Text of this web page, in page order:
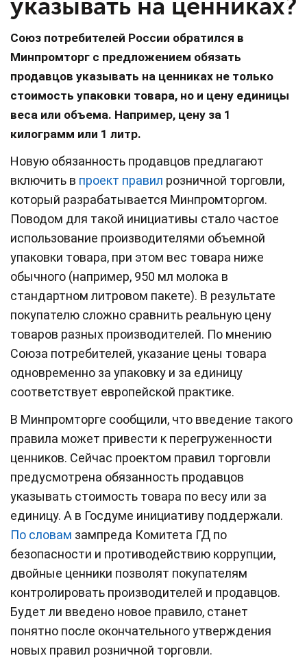
Союз потребителей России обратился в
Минпромторг с предложением обязать
продавцов указывать на ценниках не только
стоимость упаковки товара, но и цену единицы
веса или объема. Например, цену за 1
килограмм или 1 литр.
Новую обязанность продавцов предлагают
включить в проект правил розничной торговли,
который разрабатывается Минпромторгом.
Поводом для такой инициативы стало частое
использование производителями объемной
упаковки товара, при этом вес товара ниже
обычного (например, 950 мл молока в
стандартном литровом пакете). В результате
покупателю сложно сравнить реальную цену
товаров разных производителей. По мнению
Союза потребителей, указание цены товара
одновременно за упаковку и за единицу
соответствует европейской практике.
В Минпромторге сообщили, что введение такого
правила может привести к перегруженности
ценников. Сейчас проектом правил торговли
предусмотрена обязанность продавцов
указывать стоимость товара по весу или за
единицу. А в Госдуме инициативу поддержали.
По словам зампреда Комитета ГД по
безопасности и противодействию коррупции,
двойные ценники позволят покупателям
контролировать производителей и продавцов.
Будет ли введено новое правило, станет
понятно после окончательного утверждения
новых правил розничной торговли.